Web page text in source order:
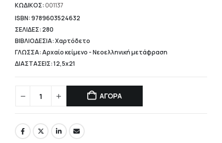
είναι:
15,04 €.
ΚΩΔΙΚΟΣ: 001137
ISBN: 9789603524632
ΣΕΛΙΔΕΣ: 280
ΒΙΒΛΙΟΔΕΣΙΑ: Χαρτόδετο
ΓΛΩΣΣΑ: Αρχαίο κείμενο - Νεοελληνική μετάφραση
ΔΙΑΣΤΑΣΕΙΣ: 12,5x21
ΑΓΟΡΑ